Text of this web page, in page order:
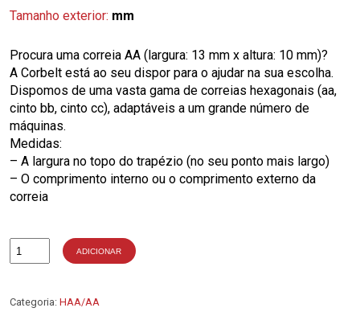
Tamanho exterior: mm
Procura uma correia AA (largura: 13 mm x altura: 10 mm)?
A Corbelt está ao seu dispor para o ajudar na sua escolha.
Dispomos de uma vasta gama de correias hexagonais (aa,
cinto bb, cinto cc), adaptáveis a um grande número de
máquinas.
Medidas:
– A largura no topo do trapézio (no seu ponto mais largo)
– O comprimento interno ou o comprimento externo da
correia
Quantidade
ADICIONAR
Categoria: HAA/AA